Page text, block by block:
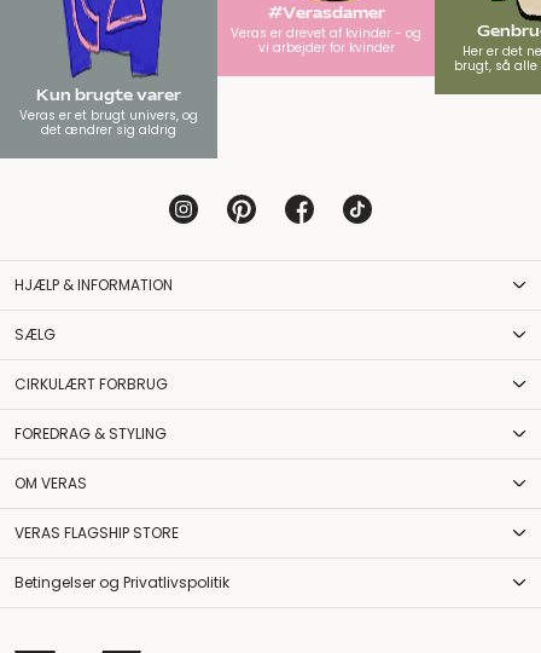
Kun brugte varer
Veras er et brugt univers, og
det ændrer sig aldrig
#Verasdamer
Veras er drevet af kvinder - og
vi arbejder for kvinder
Her er det
brugt, så
HJÆLP & INFORMATION
SÆLG
CIRKULÆRT FORBRUG
FOREDRAG & STYLING
OM VERAS
VERAS FLAGSHIP STORE
Betingelser og Privatlivspolitik